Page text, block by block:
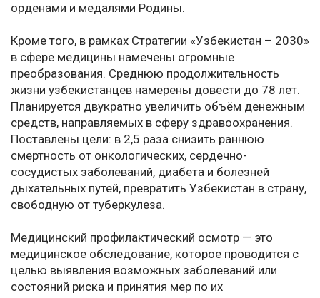
орденами и медалями Родины.
Кроме того, в рамках Стратегии «Узбекистан – 2030»
в сфере медицины намечены огромные
преобразования. Среднюю продолжительность
жизни узбекистанцев намерены довести до 78 лет.
Планируется двукратно увеличить объём денежным
средств, направляемых в сферу здравоохранения.
Поставлены цели: в 2,5 раза снизить раннюю
смертность от онкологических, сердечно-
сосудистых заболеваний, диабета и болезней
дыхательных путей, превратить Узбекистан в страну,
свободную от туберкулеза.
Медицинский профилактический осмотр — это
медицинское обследование, которое проводится с
целью выявления возможных заболеваний или
состояний риска и принятия мер по их